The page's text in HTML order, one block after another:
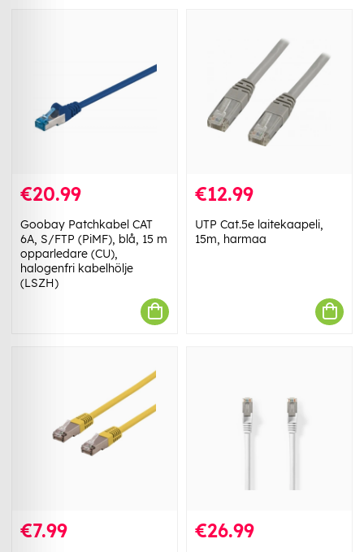
€20.99
Goobay Patchkabel CAT
6A, S/FTP (PiMF), blå, 15 m
opparledare (CU),
halogenfri kabelhölje
(LSZH)
€12.99
UTP Cat.5e laitekaapeli,
15m, harmaa
€7.99 €26.99